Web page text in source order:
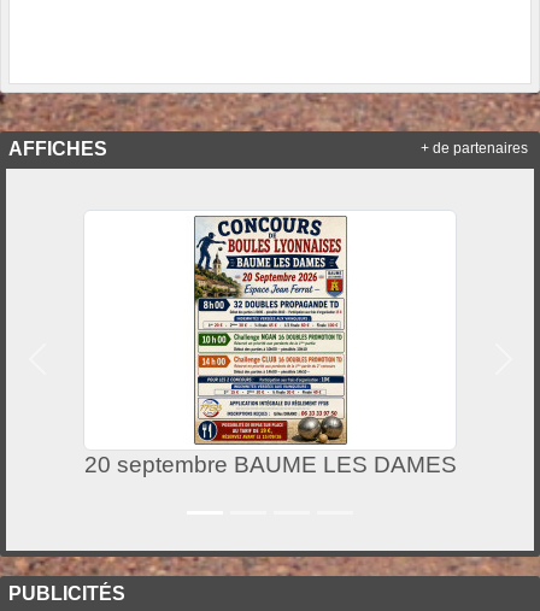
AFFICHES
20 septembre BAUME LES DAMES
+ de partenaires
PUBLICITÉS